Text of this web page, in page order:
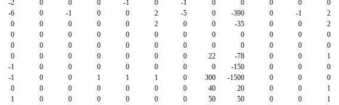
-2 0 0 0 -1 0 -1 0 0 0 0 0
-6 0 -1 0 0 2 -5 0 -390 0 -1 2
0 0 0 0 0 2 0 0 -35 0 0 2
0 0 0 0 0 0 0 0 0 0 0 0
0 0 0 0 0 0 0 0 0 0 0 0
0 0 0 0 0 0 0 22 -78 0 0 1
-1 0 0 0 0 0 0 0 -150 0 0 0
-1 0 0 1 1 1 0 300 -1500 0 0 0
0 0 0 0 0 0 0 40 20 0 0 1
1 0 0 0 0 0 0 50 50 0 0 1